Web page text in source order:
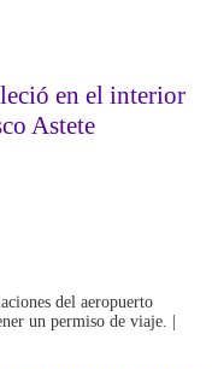
en el interior
Astete
del aeropuerto
un permiso de viaje. |